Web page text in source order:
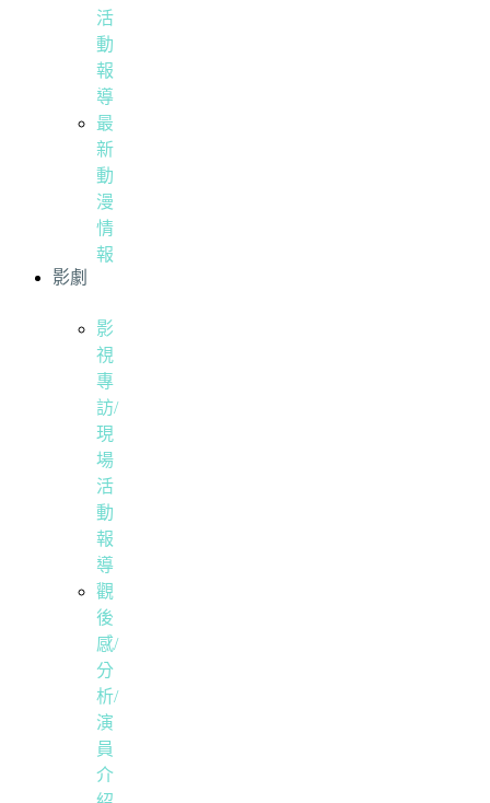
活
動
報
導
最
新
動
漫
情
報
影劇
影
視
專
訪/
現
場
活
動
報
導
觀
後
感/
分
析/
演
員
介